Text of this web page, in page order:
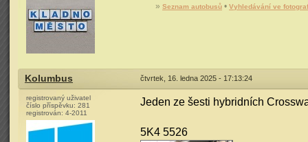
» Seznam autobusů • Vyhledávání ve
Kolumbus čtvrtek, 16. ledna 2025 - 17:13:24
registrovaný uživatel
číslo příspěvku: 281
registrován: 4-2011
Jeden ze šesti hybridních
5K4 5526